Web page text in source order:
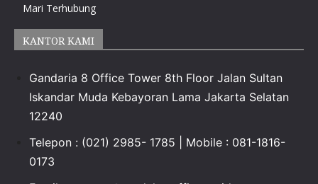
Mari Terhubung
KANTOR KAMI
Gandaria 8 Office Tower 8th Floor Jalan Sultan
Iskandar Muda Kebayoran Lama Jakarta Selatan
12240
Telepon : (021) 2985- 1785 | Mobile : 081-1816-
0173